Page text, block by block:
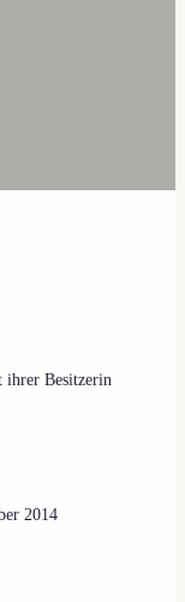
ihrer Besitzerin
2014